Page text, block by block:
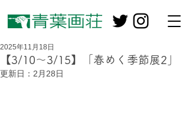
【3/10～3/15】「春めく季節展2」
2025年11月18日
更新日： 2月28日